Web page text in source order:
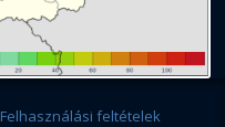
Felhasználási feltételek